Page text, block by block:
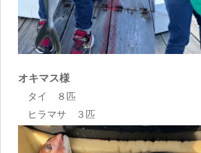
オキマス様
タイ ８匹
ヒラマサ ３匹